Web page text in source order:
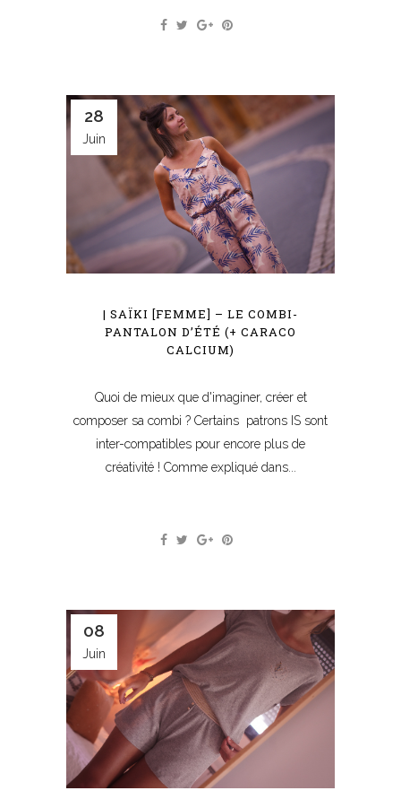
28
Juin
| SAÏKI [FEMME] – LE COMBI-
PANTALON D’ÉTÉ (+ CARACO
CALCIUM)
Quoi de mieux que d'imaginer, créer et
composer sa combi ? Certains patrons IS sont
inter-compatibles pour encore plus de
créativité ! Comme expliqué dans...
08
Juin